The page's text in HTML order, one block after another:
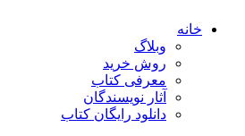
خانه
وبلاگ
روش خرید
معرفی کتاب
آثار نویسندگان
دانلود رایگان کتاب